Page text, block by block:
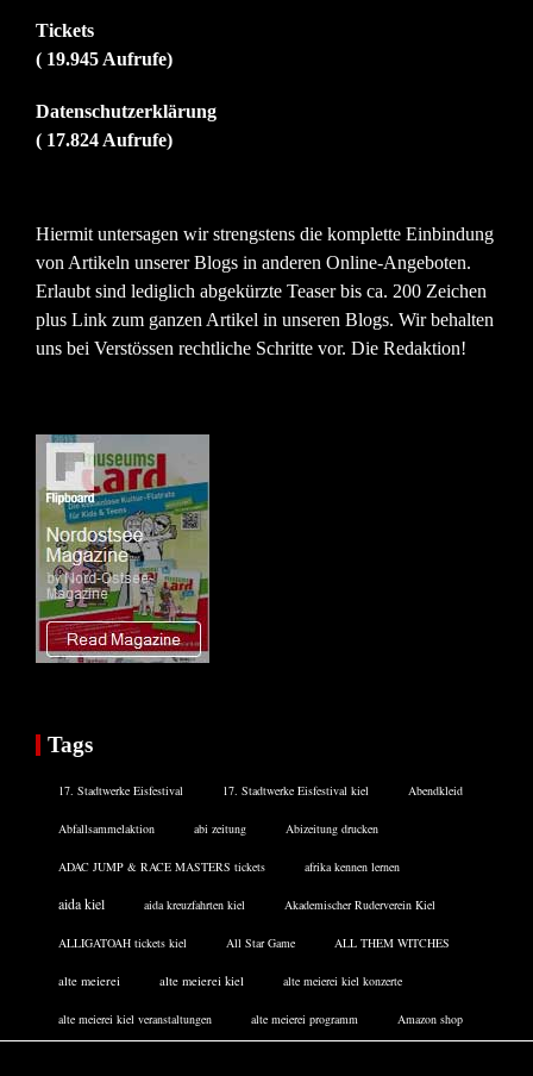
Tickets
( 19.945 Aufrufe)
Datenschutzerklärung
( 17.824 Aufrufe)
Hiermit untersagen wir strengstens die komplette Einbindung
von Artikeln unserer Blogs in anderen Online-Angeboten.
Erlaubt sind lediglich abgekürzte Teaser bis ca. 200 Zeichen
plus Link zum ganzen Artikel in unseren Blogs. Wir behalten
uns bei Verstössen rechtliche Schritte vor. Die Redaktion!
Tags
17. Stadtwerke Eisfestival 17. Stadtwerke Eisfestival kiel Abendkleid
Abfallsammelaktion abi zeitung Abizeitung drucken
ADAC JUMP & RACE MASTERS tickets afrika kennen lernen
aida kiel aida kreuzfahrten kiel Akademischer Ruderverein Kiel
ALLIGATOAH tickets kiel All Star Game ALL THEM WITCHES
alte meierei alte meierei kiel alte meierei kiel konzerte
alte meierei kiel veranstaltungen alte meierei programm Amazon shop